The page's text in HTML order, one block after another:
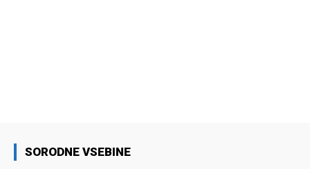
SORODNE VSEBINE